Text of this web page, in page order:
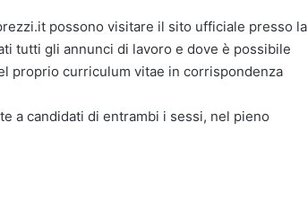
possono visitare il sito ufficiale presso la
tutti gli annunci di lavoro e dove è possibile
proprio curriculum vitae in corrispondenza
a candidati di entrambi i sessi, nel pieno